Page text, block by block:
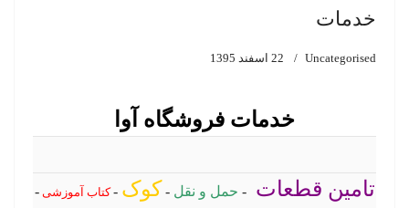
خدمات
Uncategorised 22 اسفند 1395
خدمات فروشگاه آوا
تامین قطعات - حمل و نقل - کوک -کتاب آموزشی-